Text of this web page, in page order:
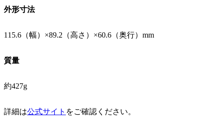
外形寸法
115.6（幅）×89.2（高さ）×60.6（奥行）mm
質量
約427g
詳細は公式サイト をご確認ください。